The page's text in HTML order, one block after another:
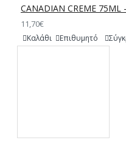
CANADIAN CREME 75ML
11,70€
Καλάθι Επιθυμητό